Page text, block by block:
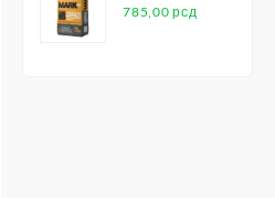
Univerzalno
785,00рсд